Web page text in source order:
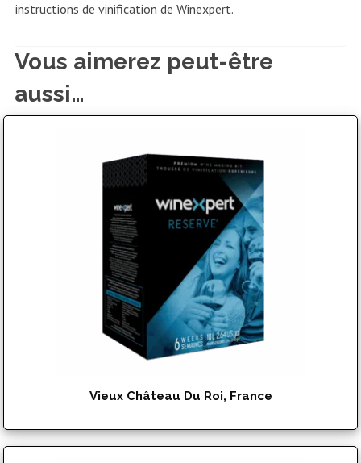
instructions de vinification de Winexpert.
Vous aimerez peut-être
aussi…
Vieux Château Du Roi, France